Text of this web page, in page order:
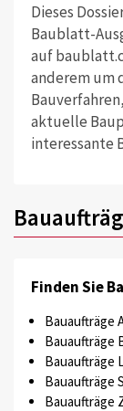
Dieses
Baublatt-
auf
anderem um
aktuelle
interessante
Finden Sie
Bauaufträge
Bauaufträge
Bauaufträge
Bauaufträge
Bauaufträge